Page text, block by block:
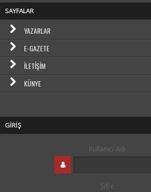
SAYFALAR
YAZARLAR
E-GAZETE
İLETIŞIM
KÜNYE
GİRİŞ
Kullanıcı Adı
Şifre